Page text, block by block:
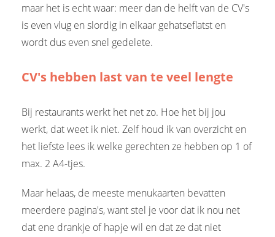
maar het is echt waar: meer dan de helft van de CV's
is even vlug en slordig in elkaar gehatseflatst en
wordt dus even snel gedelete.
CV's hebben last van te veel lengte
Bij restaurants werkt het net zo. Hoe het bij jou
werkt, dat weet ik niet. Zelf houd ik van overzicht en
het liefste lees ik welke gerechten ze hebben op 1 of
max. 2 A4-tjes.
Maar helaas, de meeste menukaarten bevatten
meerdere pagina's, want stel je voor dat ik nou net
dat ene drankje of hapje wil en dat ze dat niet